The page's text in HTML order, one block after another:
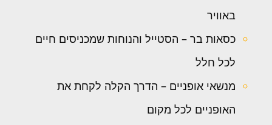
באוויר
כסאות בר – הסטייל והנוחות שמכניסים חיים
לכל חלל
מנשאי אופניים – הדרך הקלה לקחת את
האופניים לכל מקום